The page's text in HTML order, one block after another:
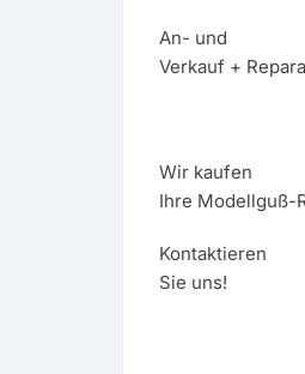
An- und
Verkauf +
Wir kaufen
Ihre Modellguß-
Kontaktieren
Sie uns!